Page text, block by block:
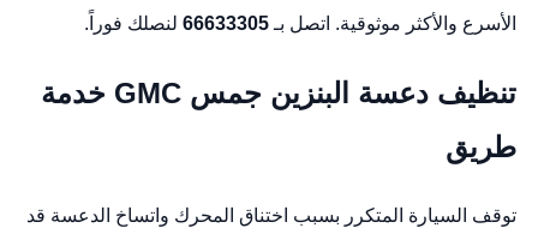
الأسرع والأكثر موثوقية. اتصل بـ 66633305لنصلك فوراً.
تنظيف دعسة البنزين جمس GMC خدمة
طريق
توقف السيارة المتكرر بسبب اختناق المحرك واتساخ الدعسة قد